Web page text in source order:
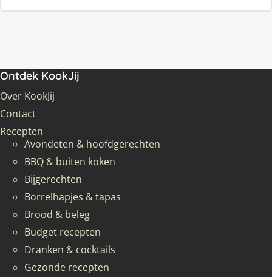
Ontdek KookJij
Over KookJij
Contact
Recepten
Avondeten & hoofdgerechten
BBQ & buiten koken
Bijgerechten
Borrelhapjes & tapas
Brood & beleg
Budget recepten
Dranken & cocktails
Gezonde recepten